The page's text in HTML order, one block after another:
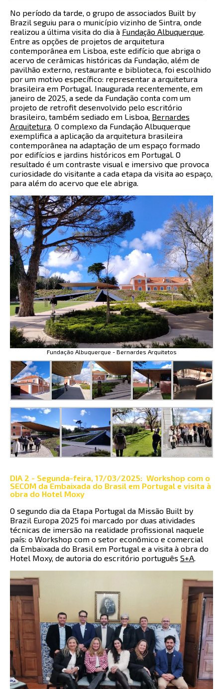
No período da tarde, o grupo de associados Built by
Brazil seguiu para o município vizinho de Sintra, onde
realizou a última visita do dia à Fundação Albuquerque.
Entre as opções de projetos de arquitetura
contemporânea em Lisboa, este edifício que abriga o
acervo de cerâmicas históricas da Fundação, além de
pavilhão externo, restaurante e biblioteca, foi escolhido
por um motivo específico: representar a arquitetura
brasileira em Portugal. Inaugurada recentemente, em
janeiro de 2025, a sede da Fundação conta com um
projeto de retrofit desenvolvido pelo escritório
brasileiro, também sediado em Lisboa, Bernardes
Arquitetura. O complexo da Fundação Albuquerque
exemplifica a aplicação da arquitetura brasileira
contemporânea na adaptação de um espaço formado
por edifícios e jardins históricos em Portugal. O
resultado é um contraste visual e imersivo que provoca
curiosidade do visitante a cada etapa da visita ao espaço,
para além do acervo que ele abriga.
Fundação Albuquerque - Bernardes Arquitetos
DIA 2 - Segunda-feira, 17/03/2025: Workshop com o
SECOM da Embaixada do Brasil em Portugal e visita à
obra do Hotel Moxy
O segundo dia da Etapa Portugal da Missão Built by
Brazil Europa 2025 foi marcado por duas atividades
técnicas de imersão na realidade profissional naquele
país: o Workshop com o setor econômico e comercial
da Embaixada do Brasil em Portugal e a visita à obra do
Hotel Moxy, de autoria do escritório português S+A.